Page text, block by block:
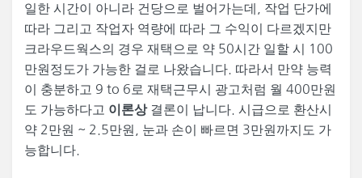
일한 시간이 아니라 건당으로 벌어가는데, 작업 단가에
따라 그리고 작업자 역량에 따라 그 수익이 다르겠지만
크라우드웍스의 경우 재택으로 약 50시간 일할 시 100
만원정도가 가능한 걸로 나왔습니다. 따라서 만약 능력
이 충분하고 9 to 6로 재택근무시 광고처럼 월 400만원
도 가능하다고 이론상결론이 납니다. 시급으로 환산시
약 2만원 ~ 2.5만원, 눈과 손이 빠르면 3만원까지도 가
능합니다.